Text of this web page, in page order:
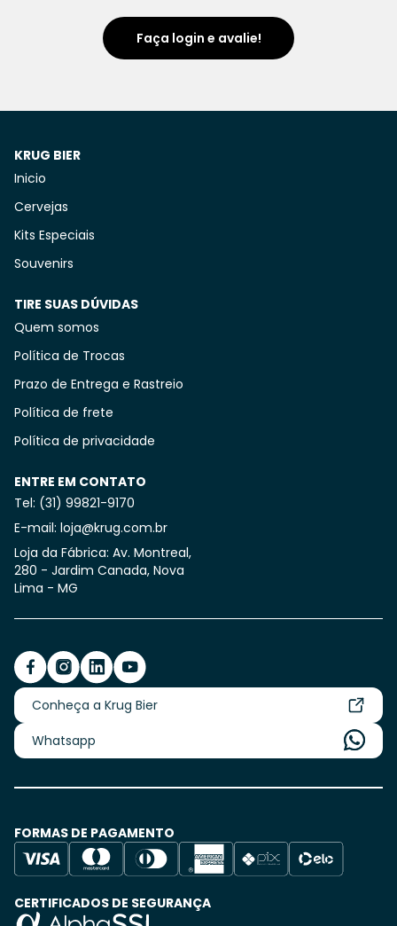
Faça login e avalie!
KRUG BIER
Inicio
Cervejas
Kits Especiais
Souvenirs
TIRE SUAS DÚVIDAS
Quem somos
Política de Trocas
Prazo de Entrega e Rastreio
Política de frete
Política de privacidade
ENTRE EM CONTATO
Tel: (31) 99821-9170
E-mail: loja@krug.com.br
Loja da Fábrica: Av. Montreal,
280 - Jardim Canada, Nova
Lima - MG
Conheça a Krug Bier
Whatsapp
FORMAS DE PAGAMENTO
CERTIFICADOS DE SEGURANÇA